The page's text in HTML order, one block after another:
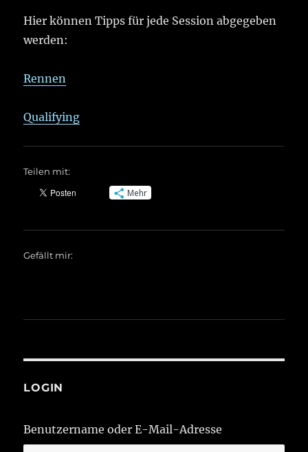
Hier können Tipps für jede Session abgegeben
werden:
Rennen
Qualifying
Teilen mit:
Mehr
Gefällt mir:
LOGIN
Benutzername oder E-Mail-Adresse